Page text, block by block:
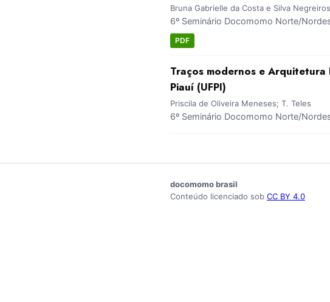
Bruna Gabrielle da Costa e Silva
6º Seminário Docomomo Norte/
PDF
Traços modernos e
Piauí (UFPI)
Priscila de Oliveira Meneses; T. Teles
6º Seminário Docomomo Norte/
docomomo brasil
Conteúdo licenciado sob CC BY 4.0